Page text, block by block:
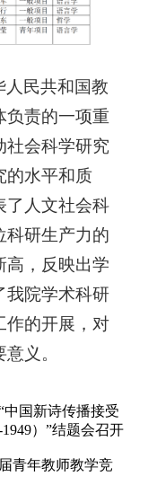
人民共和国教
负责的一项重
社会科学研究
的水平和质
了人文社会科
科研生产力的
高，反映出学
我院学术科研
作的开展，对
义。
中国新诗传播接受
）”结题会召开
青年教师教学竞